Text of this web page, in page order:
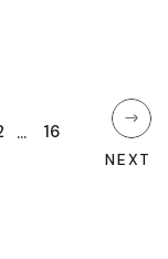
NEXT
16